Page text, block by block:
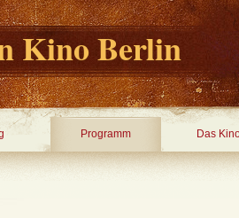
Kino Berlin
Programm Das